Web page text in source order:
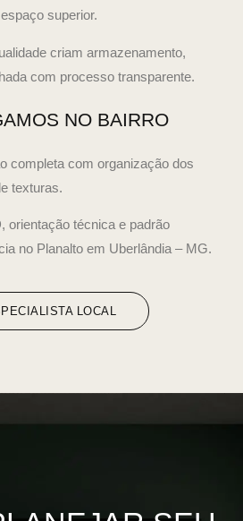
superior.
criam armazenamento,
com processo transparente.
NO BAIRRO
completa com organização dos
texturas.
orientação técnica e padrão
no Planalto em Uberlândia – MG.
LOCAL